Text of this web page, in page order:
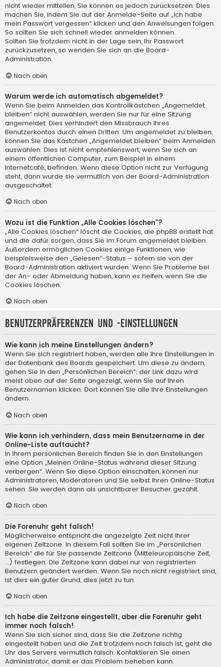
nicht wieder mitteilen, Sie können es jedoch zurücksetzen. Dies
machen Sie, indem Sie auf der Anmelde-Seite auf „Ich habe
mein Passwort vergessen“ klicken und den Anweisungen folgen.
So sollten Sie sich schnell wieder anmelden können.
Sollten Sie trotzdem nicht in der Lage sein, Ihr Passwort
zurückzusetzen, so wenden Sie sich an die Board-
Administration.
Nach oben
Warum werde ich automatisch abgemeldet?
Wenn Sie beim Anmelden das Kontrollkästchen „Angemeldet
bleiben“ nicht auswählen, werden Sie nur für eine Sitzung
angemeldet. Dies verhindert den Missbrauch Ihres
Benutzerkontos durch einen Dritten. Um angemeldet zu bleiben,
können Sie das Kästchen „Angemeldet bleiben“ beim Anmelden
auswählen. Dies ist nicht empfehlenswert, wenn Sie sich an
einem öffentlichen Computer, zum Beispiel in einem
Internetcafé, befinden. Wenn diese Option nicht zur Verfügung
steht, dann wurde sie vermutlich von der Board-Administration
ausgeschaltet.
Nach oben
Wozu ist die Funktion „Alle Cookies löschen“?
„Alle Cookies löschen“ löscht die Cookies, die phpBB erstellt hat
und die dafür sorgen, dass Sie im Forum angemeldet bleiben.
Außerdem ermöglichen Cookies einige Funktionen, wie
beispielsweise den „Gelesen“-Status – sofern sie von der
Board-Administration aktiviert wurden. Wenn Sie Probleme bei
der An- oder Abmeldung haben, kann es helfen, wenn Sie die
Cookies löschen.
Nach oben
Benutzerpräferenzen und -einstellungen
Wie kann ich meine Einstellungen ändern?
Wenn Sie sich registriert haben, werden alle Ihre Einstellungen in
der Datenbank des Boards gespeichert. Um diese zu ändern,
gehen Sie in den „Persönlichen Bereich“; der Link dazu wird
meist oben auf der Seite angezeigt, wenn Sie auf Ihren
Benutzernamen klicken. Dort können Sie alle Ihre Einstellungen
ändern.
Nach oben
Wie kann ich verhindern, dass mein Benutzername in der
Online-Liste auftaucht?
In Ihrem persönlichen Bereich finden Sie in den Einstellungen
eine Option „Meinen Online-Status während dieser Sitzung
verbergen“. Wenn Sie diese Option einschalten, können nur
Administratoren, Moderatoren und Sie selbst Ihren Online-Status
sehen. Sie werden dann als unsichtbarer Besucher gezählt.
Nach oben
Die Forenuhr geht falsch!
Möglicherweise entspricht die angezeigte Zeit nicht Ihrer
eigenen Zeitzone. In diesem Fall sollten Sie im „Persönlichen
Bereich“ die für Sie passende Zeitzone (Mitteleuropäische Zeit,
...) festlegen. Die Zeitzone kann dabei nur von registrierten
Benutzern geändert werden. Wenn Sie noch nicht registriert sind,
ist dies ein guter Grund, dies jetzt zu tun.
Nach oben
Ich habe die Zeitzone eingestellt, aber die Forenuhr geht
immer noch falsch!
Wenn Sie sich sicher sind, dass Sie die Zeitzone richtig
eingestellt haben und die Zeit trotzdem noch falsch ist, geht die
Uhr des Servers vermutlich falsch. Kontaktieren Sie einen
Administrator, damit er das Problem beheben kann.